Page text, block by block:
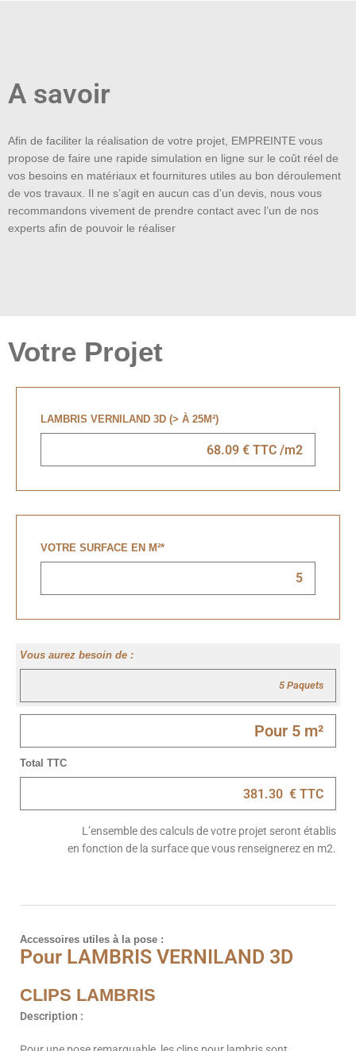
A savoir
Afin de faciliter la réalisation de votre projet, EMPREINTE vous
propose de faire une rapide simulation en ligne sur le coût réel de
vos besoins en matériaux et fournitures utiles au bon déroulement
de vos travaux. Il ne s’agit en aucun cas d’un devis, nous vous
recommandons vivement de prendre contact avec l’un de nos
experts afin de pouvoir le réaliser
Votre Projet
LAMBRIS VERNILAND 3D (> À 25M²)
VOTRE SURFACE EN M²*
Vous aurez besoin de :
Total TTC
L’ensemble des calculs de votre projet seront établis
en fonction de la surface que vous renseignerez en m2.
Accessoires utiles à la pose :
Pour LAMBRIS VERNILAND 3D
CLIPS LAMBRIS
Description :